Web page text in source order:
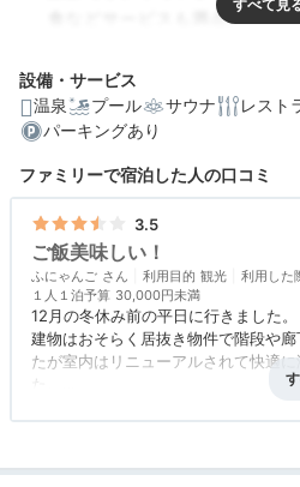
食などサービスも満点。
編集部おすすめの３
海も山景色も♪「平砂浦海岸
な立地
名物！地魚二段舟盛り＆ボリ
太平洋がみえる大浴場露天風
ーも♪
設備・サービス
温泉
プール サウナ レスト
パーキングあり
ファミリーで宿泊した人の口コミ
3.5
ご飯美味しい！
ふにゃんご 利用目的 観光 利用した
１人１泊予算 30,000円未満
12月の冬休み前の平日に行きました。
建物はおそらく居抜き物件で階段や廊
たが室内はリニューアルされて快適に
た。
も美味しかったです。各テーブルに
れそれ旗が立っており、各グループ
アクセス 3.0 コスパ 3.5 客室 3.5 接客